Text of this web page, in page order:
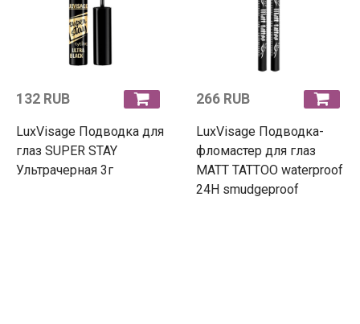
132 RUB
LuxVisage Подводка для
глаз SUPER STAY
Ультрачерная 3г
266 RUB
LuxVisage Подводка-
фломастер для глаз
MATT TATTOO waterproof
24H smudgeproof